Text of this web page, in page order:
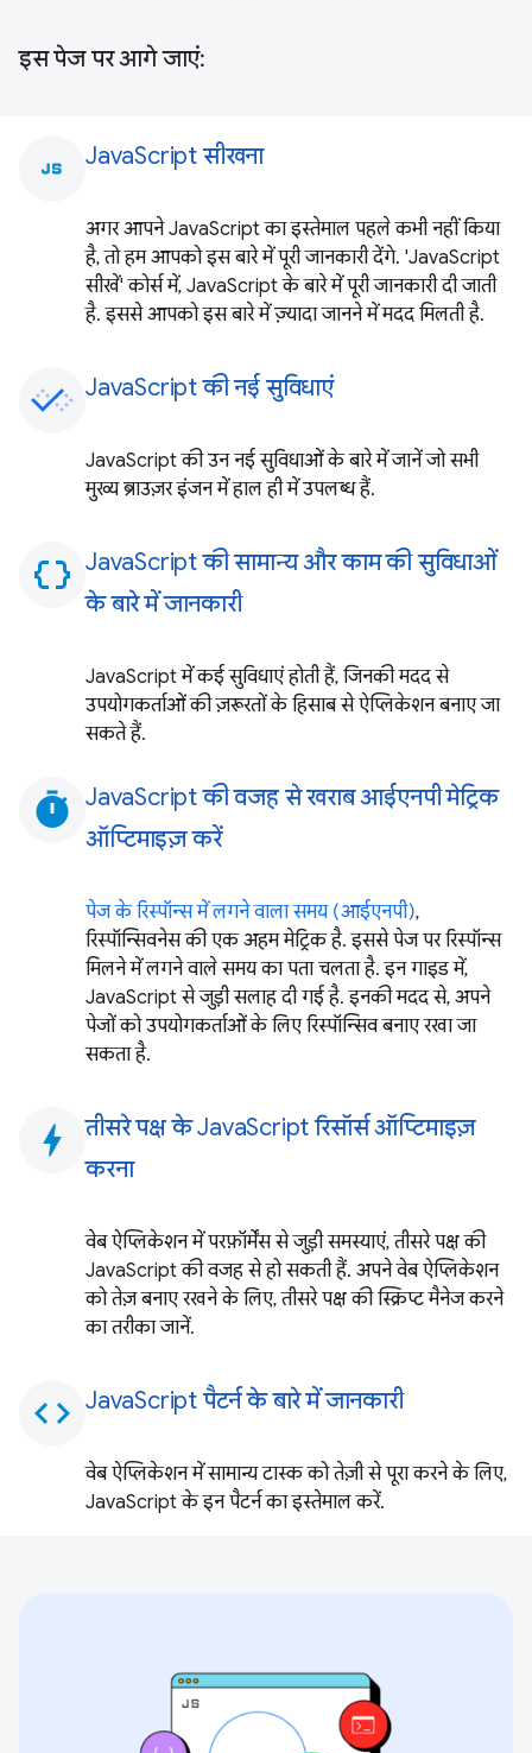
इस पेज पर आगे जाएं:
javascript JavaScript सीखना
अगर आपने JavaScript का इस्तेमाल पहले कभी नहीं किया
है, तो हम आपको इस बारे में पूरी जानकारी देंगे. 'JavaScript
सीखें' कोर्स में, JavaScript के बारे में पूरी जानकारी दी जाती
है. इससे आपको इस बारे में ज़्यादा जानने में मदद मिलती है.
JavaScript की नई सुविधाएं
JavaScript की उन नई सुविधाओं के बारे में जानें जो सभी
मुख्य ब्राउज़र इंजन में हाल ही में उपलब्ध हैं.
data_object JavaScript की सामान्य और काम की सुविधाओं
के बारे में जानकारी
JavaScript में कई सुविधाएं होती हैं, जिनकी मदद से
उपयोगकर्ताओं की ज़रूरतों के हिसाब से ऐप्लिकेशन बनाए जा
सकते हैं.
timer JavaScript की वजह से खराब आईएनपी मेट्रिक
ऑप्टिमाइज़ करें
पेज के रिस्पॉन्स में लगने वाला समय (आईएनपी),
रिस्पॉन्सिवनेस की एक अहम मेट्रिक है. इससे पेज पर रिस्पॉन्स
मिलने में लगने वाले समय का पता चलता है. इन गाइड में,
JavaScript से जुड़ी सलाह दी गई है. इनकी मदद से, अपने
पेजों को उपयोगकर्ताओं के लिए रिस्पॉन्सिव बनाए रखा जा
सकता है.
bolt
तीसरे पक्ष के JavaScript रिसॉर्स ऑप्टिमाइज़
करना
वेब ऐप्लिकेशन में परफ़ॉर्मेंस से जुड़ी समस्याएं, तीसरे पक्ष की
JavaScript की वजह से हो सकती हैं. अपने वेब ऐप्लिकेशन
को तेज़ बनाए रखने के लिए, तीसरे पक्ष की स्क्रिप्ट मैनेज करने
का तरीका जानें.
code JavaScript पैटर्न के बारे में जानकारी
वेब ऐप्लिकेशन में सामान्य टास्क को तेज़ी से पूरा करने के लिए,
JavaScript के इन पैटर्न का इस्तेमाल करें.